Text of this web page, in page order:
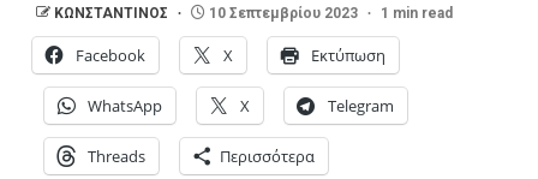
ΚΩΝΣΤΑΝΤΙΝΟΣ 10 Σεπτεμβρίου 2023 1 min read
Facebook X Εκτύπωση
WhatsApp X Telegram
Threads Περισσότερα